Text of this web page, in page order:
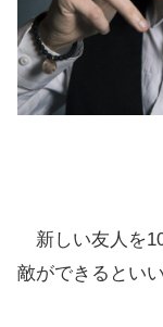
新しい友人を
敵ができるといい